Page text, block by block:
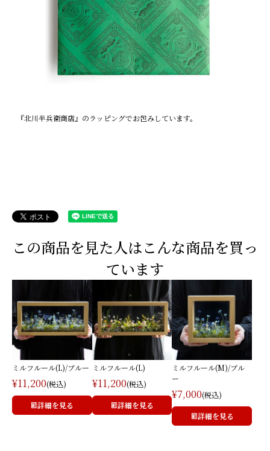
『北川半兵衞商店』のラッピングでお包みしています。
この商品を見た人はこんな商品を買っ
ています
ミルフルール(L)/ブルー
¥11,200(税込)
詳細を見る
ミルフルール(L)
¥11,200(税込)
詳細を見る
ミルフルール(M)/ブル
ー
¥7,000(税込)
詳細を見る